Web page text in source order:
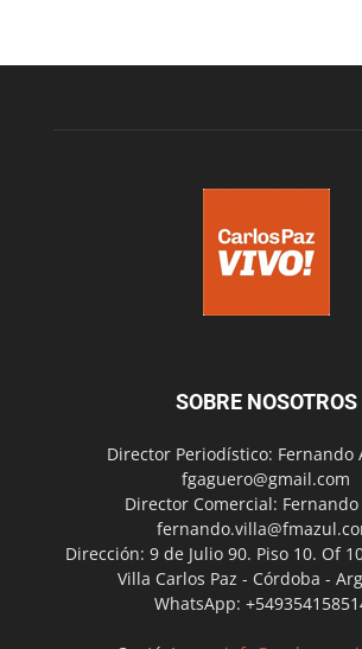
SOBRE NOSOTROS
Director Periodístico: Fernando
fgaguero@gmail.com
Director Comercial: Fernando
Dirección: 9 de Julio 90. Piso 10. Of
Villa Carlos Paz - Córdoba -
WhatsApp: